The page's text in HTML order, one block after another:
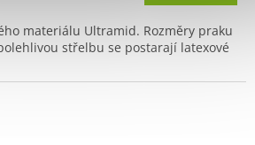
materiálu Ultramid. Rozměry praku
střelbu se postarají latexové